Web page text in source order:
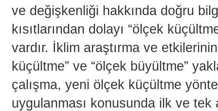
ve değişkenliği hakkında doğru
kısıtlarından dolayı “ölçek
vardır. İklim araştırma ve
küçültme” ve “ölçek büyültme”
çalışma, yeni ölçek küçültme
uygulanması konusunda ilk ve tek